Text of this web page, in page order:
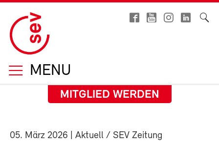
MENU
MITGLIED WERDEN
05. März 2026 | Aktuell / SEV Zeitung